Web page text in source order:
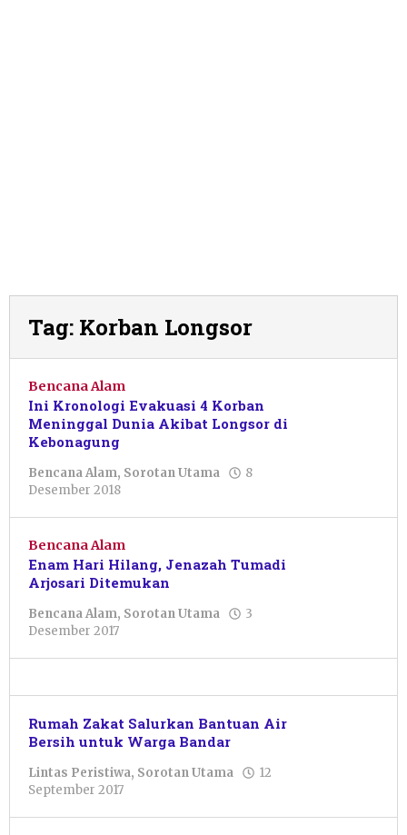
Tag: Korban Longsor
Bencana Alam
Ini Kronologi Evakuasi 4 Korban
Meninggal Dunia Akibat Longsor di
Kebonagung
Bencana Alam, Sorotan Utama
8
Desember 2018
Bencana Alam
Enam Hari Hilang, Jenazah Tumadi
Arjosari Ditemukan
Bencana Alam, Sorotan Utama
3
Desember 2017
Rumah Zakat Salurkan Bantuan Air
Bersih untuk Warga Bandar
Lintas Peristiwa, Sorotan Utama
12
September 2017